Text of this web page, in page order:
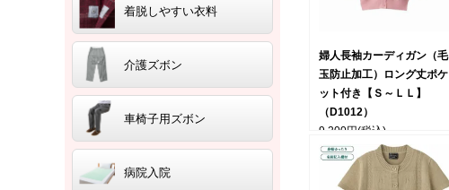
着脱しやすい衣料
介護ズボン
車椅子用ズボン
病院入院
婦人長袖カーディガン（毛
玉防止加工）ロング丈ポケ
ット付き【Ｓ～ＬＬ】
（D1012）
9,200円(税込)